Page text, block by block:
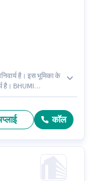
है। इस भूमिका के
है। BHUMI
के लिए उपयुक्त है। आपकॉल